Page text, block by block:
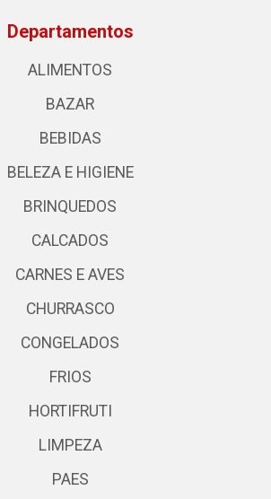
Departamentos
ALIMENTOS
BAZAR
BEBIDAS
BELEZA E HIGIENE
BRINQUEDOS
CALCADOS
CARNES E AVES
CHURRASCO
CONGELADOS
FRIOS
HORTIFRUTI
LIMPEZA
PAES